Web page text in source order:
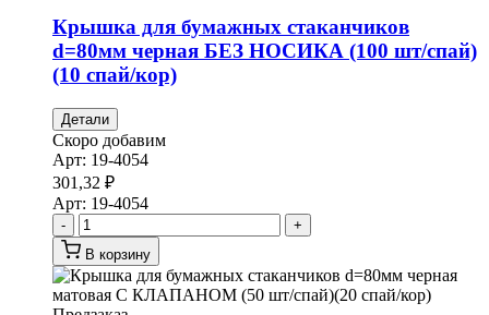
Крышка для бумажных стаканчиков
d=80мм черная БЕЗ НОСИКА (100 шт/спай)
(10 спай/кор)
Детали
Скоро добавим
Арт: 19-4054
301,32 ₽
Арт: 19-4054
-
+
В корзину